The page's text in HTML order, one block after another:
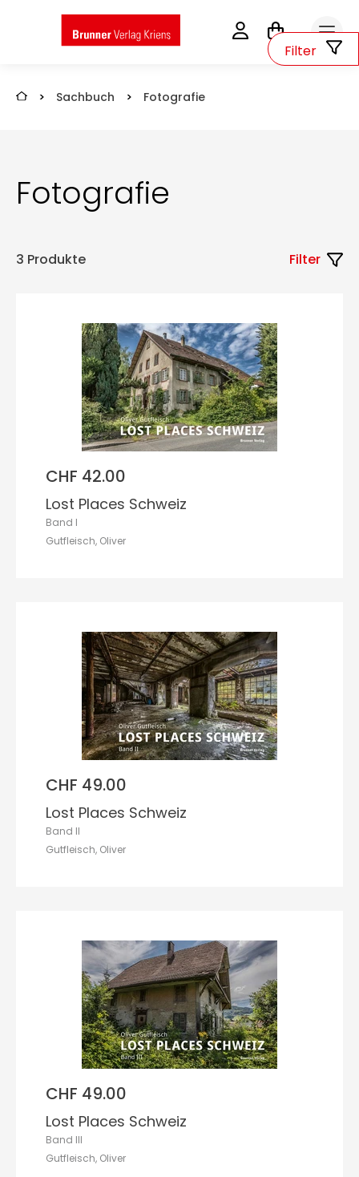
> Sachbuch > Fotografie
Fotografie
Filter
3 Produkte Filter
CHF 42.00
Lost Places Schweiz
Band I
Gutfleisch, Oliver
CHF 49.00
Lost Places Schweiz
Band II
Gutfleisch, Oliver
CHF 49.00
Lost Places Schweiz
Band III
Gutfleisch, Oliver